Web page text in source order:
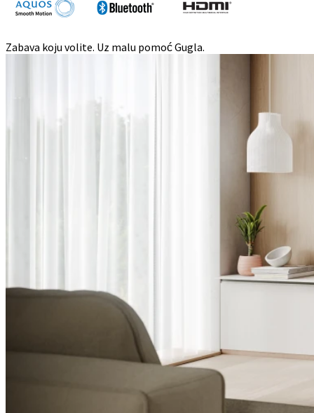
Zabava koju volite. Uz malu pomoć Gugla.